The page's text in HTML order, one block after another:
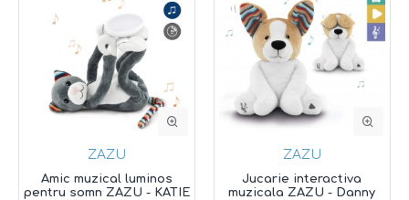
ZAZU
Amic muzical luminos
pentru somn ZAZU - KATIE
ZAZU
Jucarie interactiva
muzicala ZAZU - Danny